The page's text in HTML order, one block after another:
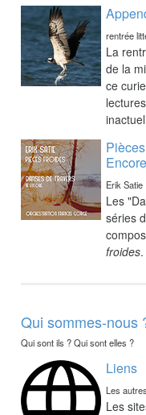
rentrée
La
de la
ce
Encore
Erik Satie
Les
séries
froides.
Qui sommes-nous
Qui sont ils ? Qui sont elles ?
Liens
Les autres
Les